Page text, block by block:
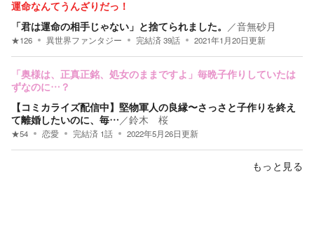
運命なんてうんざりだっ！
「君は運命の相手じゃない」と捨てられました。 ／音無砂月
★126 異世界ファンタジー 完結済39話 2021年1月20日更新
「奥様は、正真正銘、処女のままですよ」毎晩子作りしていたは
ずなのに…？
【コミカライズ配信中】堅物軍人の良縁〜さっさと子作りを終え
て離婚したいのに、毎… ／鈴木 桜
★54 恋愛 完結済 1話 2022年5月26日更新
もっと見る